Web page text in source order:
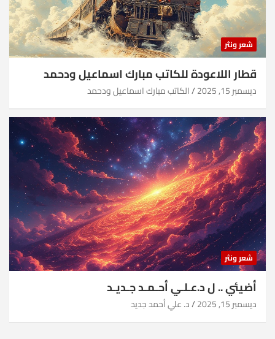
شعر ونثر
قطار اللاعودة للكاتب مبارك اسماعيل ودحمد
ديسمبر 15, 2025 الكاتب مبارك اسماعيل ودحمد
شعر ونثر
أضيئي .. ل د.عـلـي أحـمـد جـديـد
ديسمبر 15, 2025 د. علي أحمد جديد